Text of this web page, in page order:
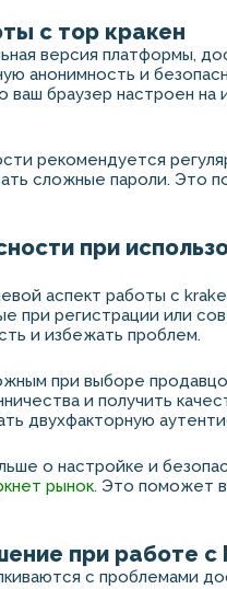
с тор кракен
версия платформы,
анонимность и
ваш браузер настроен на
рекомендуется
сложные пароли. Это
при
аспект работы с
при регистрации или
и избежать проблем.
при выборе
и получить
двухфакторную
о настройке и
рынок. Это поможет
при работе с
с проблемами